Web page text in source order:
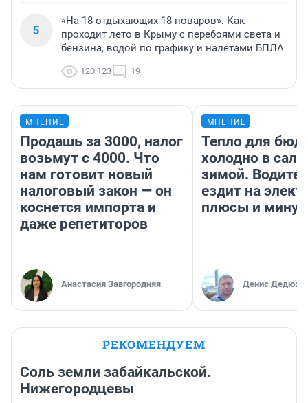
5
«На 18 отдыхающих 18 поваров». Как
проходит лето в Крыму с перебоями света и
бензина, водой по графику и налетами БПЛА
120 123 19
МНЕНИЕ
Продашь за 3000, налог
возьмут с 4000. Что
нам готовит новый
налоговый закон — он
коснется импорта и
даже репетиторов
Анастасия Завгородняя
МНЕНИЕ
Тепло для
холодно в
зимой.
ездит на
плюсы и
Денис
РЕКОМЕНДУЕМ
Соль земли забайкальской.
Нижегородцевы